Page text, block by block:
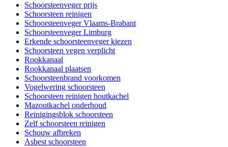
Schoorsteenveger prijs
Schoorsteen reinigen
Schoorsteenveger Vlaams-Brabant
Schoorsteenveger Limburg
Erkende schoorsteenveger kiezen
Schoorsteen vegen verplicht
Rookkanaal
Rookkanaal plaatsen
Schoorsteenbrand voorkomen
Vogelwering schoorsteen
Schoorsteen reinigen houtkachel
Mazoutkachel onderhoud
Reinigingsblok schoorsteen
Zelf schoorsteen reinigen
Schouw afbreken
Asbest schoorsteen